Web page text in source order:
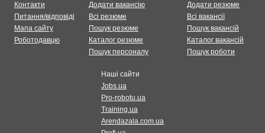
Контакти
Питання/відповіді
Мапа сайту
Роботодавцю
Додати вакансію
Всі резюме
Пошук резюме
Каталог резюме
Пошук персоналу
Додати резюме
Всі вакансії
Пошук вакансій
Каталог вакансій
Пошук роботи
Наші сайти
Jobs.ua
Pro-robotu.ua
Training.ua
Arendazala.com.ua